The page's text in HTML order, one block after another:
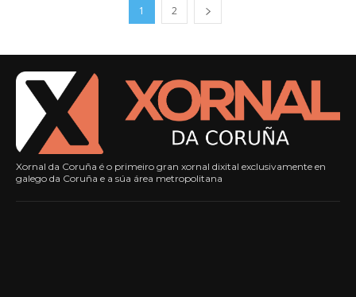
1 2
Xornal da Coruña é o primeiro gran xornal dixital exclusivamente en
galego da Coruña e a súa área metropolitana